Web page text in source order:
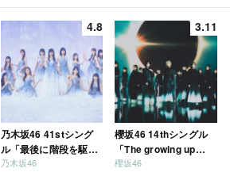
4.8
乃木坂46 41stシング
ル「最後に階段を駆け
上がったのはいつ
乃木坂46
3.11
櫻坂46 14thシングル
「The growing up
train」
櫻坂46